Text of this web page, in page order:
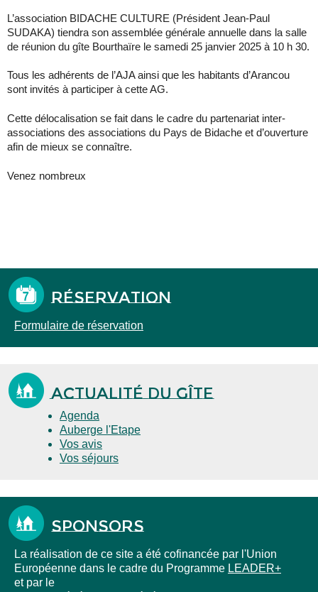
L’association BIDACHE CULTURE (Président Jean-Paul
SUDAKA) tiendra son assemblée générale annuelle dans la salle
de réunion du gîte Bourthaïre le samedi 25 janvier 2025 à 10 h 30.
Tous les adhérents de l’AJA ainsi que les habitants d’Arancou
sont invités à participer à cette AG.
Cette délocalisation se fait dans le cadre du partenariat inter-
associations des associations du Pays de Bidache et d’ouverture
afin de mieux se connaître.
Venez nombreux
Réservation
Formulaire de réservation
Actualité du gîte
Agenda
Auberge l'Etape
Vos avis
Vos séjours
Sponsors
La réalisation de ce site a été cofinancée par l'Union
Européenne dans le cadre du Programme LEADER+
et par le